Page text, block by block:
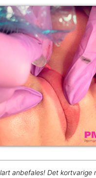
anbefales! Det